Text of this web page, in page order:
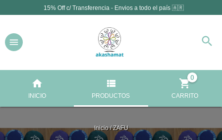
15% Off c/ Transferencia - Envios a todo el país 🇦🇷
INICIO PRODUCTOS CARRITO
0
Inicio / ZAFU